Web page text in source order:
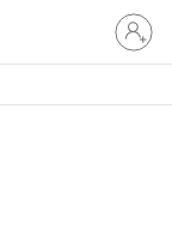
Masuk
ke
akun